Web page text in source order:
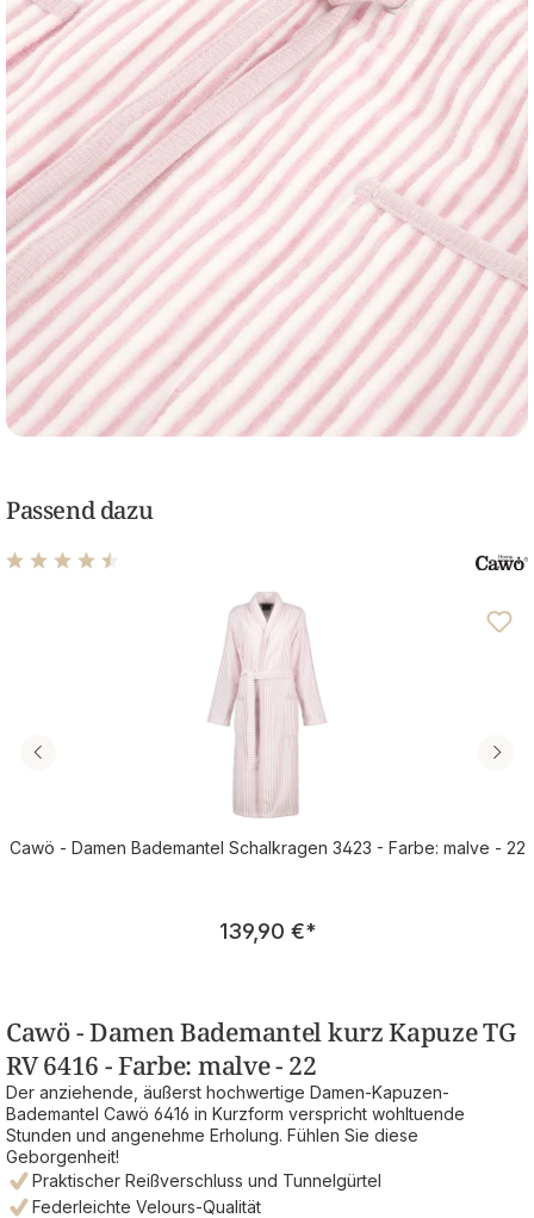
Passend dazu
Durchschnittliche Bewertung von 4.48 von 5 Sternen
Cawö - Damen Bademantel Schalkragen 3423 - Farbe: malve - 22
Regulärer Preis:
139,90 €*
Cawö - Damen Bademantel kurz Kapuze TG
RV 6416 - Farbe: malve - 22
Der anziehende, äußerst hochwertige Damen-Kapuzen-
Bademantel Cawö 6416 in Kurzform verspricht wohltuende
Stunden und angenehme Erholung. Fühlen Sie diese
Geborgenheit!
Praktischer Reißverschluss und Tunnelgürtel
Federleichte Velours-Qualität